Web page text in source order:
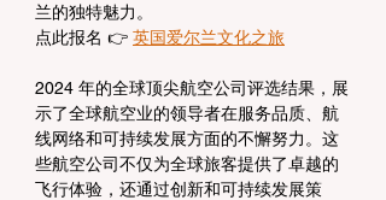
兰的独特魅力。
点此报名 👉 英国爱尔兰文化之旅
2024 年的全球顶尖航空公司评选结果，展
示了全球航空业的领导者在服务品质、航
线网络和可持续发展方面的不懈努力。这
些航空公司不仅为全球旅客提供了卓越的
飞行体验，还通过创新和可持续发展策